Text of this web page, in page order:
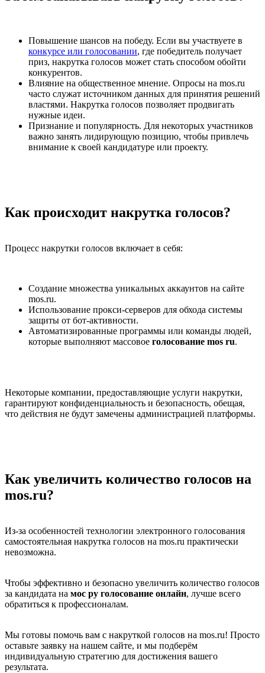
Повышение шансов на победу. Если вы участвуете в
конкурсе или голосовании, где победитель получает
приз, накрутка голосов может стать способом обойти
конкурентов.
Влияние на общественное мнение. Опросы на mos.ru
часто служат источником данных для принятия решений
властями. Накрутка голосов позволяет продвигать
нужные идеи.
Признание и популярность. Для некоторых участников
важно занять лидирующую позицию, чтобы привлечь
внимание к своей кандидатуре или проекту.
Как происходит накрутка голосов?
Процесс накрутки голосов включает в себя:
Создание множества уникальных аккаунтов на сайте
mos.ru.
Использование прокси-серверов для обхода системы
защиты от бот-активности.
Автоматизированные программы или команды людей,
которые выполняют массовое голосование mos ru.
Некоторые компании, предоставляющие услуги накрутки,
гарантируют конфиденциальность и безопасность, обещая,
что действия не будут замечены администрацией платформы.
Как увеличить количество голосов на
mos.ru?
Из-за особенностей технологии электронного голосования
самостоятельная накрутка голосов на mos.ru практически
невозможна.
Чтобы эффективно и безопасно увеличить количество голосов
за кандидата на мос ру голосование онлайн, лучше всего
обратиться к профессионалам.
Мы готовы помочь вам с накруткой голосов на mos.ru! Просто
оставьте заявку на нашем сайте, и мы подберём
индивидуальную стратегию для достижения вашего
результата.